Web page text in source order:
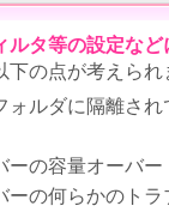
ルタ等の設定など
下の点が考えられ
ォルダに隔離さ
ーの容量オーバー
ーの何らかのトラ